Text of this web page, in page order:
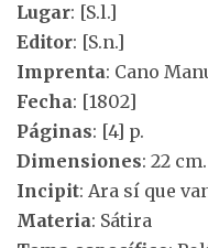
Lugar: [S.l.]
Editor: [S.n.]
Imprenta: Cano
Fecha: [1802]
Páginas: [4] p.
Dimensiones: 22 cm.
Incipit: Ara sí que
Materia: Sátira